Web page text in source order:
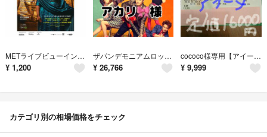
METライブビューイング セビリアの理髪師 鑑賞券ペア
¥ 1,200
ザパンデモニアムロックショー
¥ 26,766
cococo様専用【アイーダ】神奈川県民ホール S 席チケット1枚B
¥ 9,999
カテゴリ別の相場価格をチェック